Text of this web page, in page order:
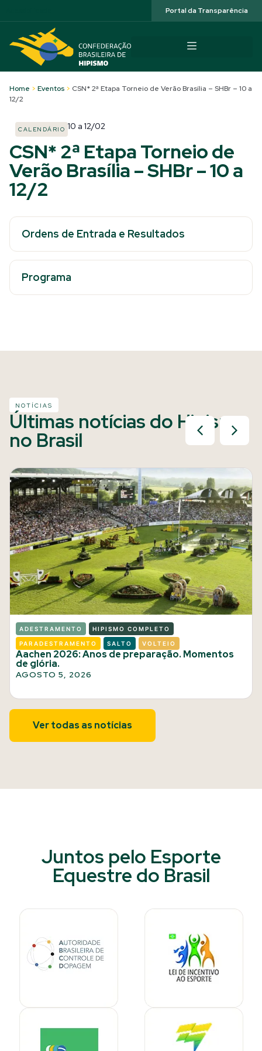
Portal da Transparência
Home > Eventos > CSN* 2ª Etapa Torneio de Verão Brasília – SHBr – 10 a
12/2
CALENDÁRIO 10 a 12/02
CSN* 2ª Etapa Torneio de
Verão Brasília – SHBr – 10 a
12/2
Ordens de Entrada e Resultados
Programa
NOTÍCIAS
Últimas notícias do Hipismo
no Brasil
ADESTRAMENTO HIPISMO COMPLETO
PARADESTRAMENTO SALTO VOLTEIO
Aachen 2026: Anos de preparação. Momentos
de glória.
AGOSTO 5, 2026
Ver todas as notícias
Juntos pelo Esporte
Equestre do Brasil​